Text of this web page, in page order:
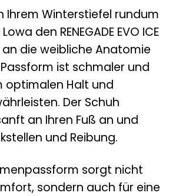
Ihrem Winterstiefel rundum
den RENEGADE EVO ICE
an die weibliche Anatomie
ist schmaler und
optimalen Halt und
Der Schuh
an Ihren Fuß an und
und Reibung.
sorgt nicht
sondern auch für eine